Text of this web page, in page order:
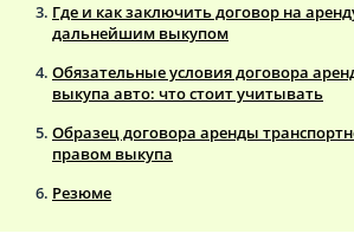
Где и как заключить договор на
дальнейшим выкупом
Обязательные условия договора
выкупа авто: что стоит учитывать
Образец договора аренды
правом выкупа
Резюме